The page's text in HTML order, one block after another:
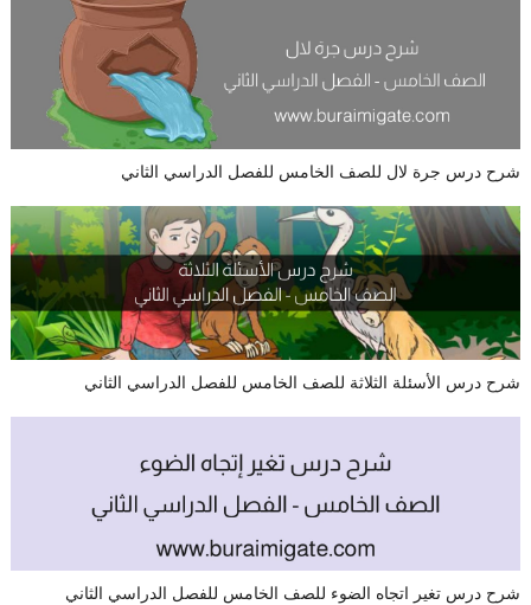
شرح درس جرة لال للصف الخامس للفصل الدراسي الثاني
شرح درس الأسئلة الثلاثة للصف الخامس للفصل الدراسي الثاني
شرح درس تغير اتجاه الضوء للصف الخامس للفصل الدراسي الثاني